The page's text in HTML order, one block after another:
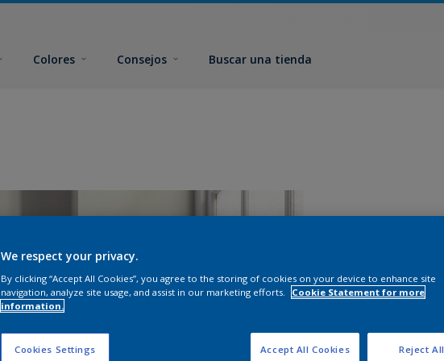
Colores Consejos Buscar una tienda
We respect your privacy.
By clicking “Accept All Cookies”, you agree to the storing of cookies on your device to enhance site
navigation, analyze site usage, and assist in our marketing efforts.
Cookie Statement for more
information.
Cookies Settings Reject All
Accept All Cookies